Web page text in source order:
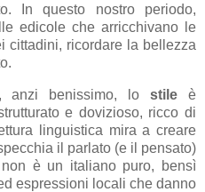
In questo nostro periodo,
edicole che arricchivano le
cittadini, ricordare la bellezza
anzi benissimo, lostileè
e dovizioso, ricco di
linguistica mira a creare
il parlato (e il pensato)
è un italiano puro, bensì
espressioni locali che danno